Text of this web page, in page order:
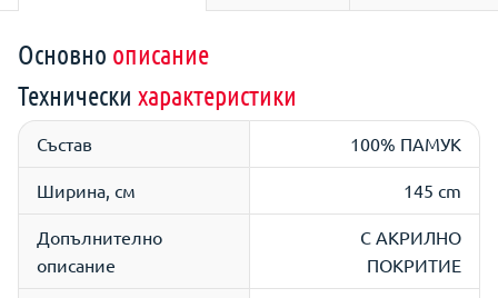
Основно описание
Технически характеристики
Състав 100% ПАМУК
Ширина, см 145 cm
Допълнително
описание
С АКРИЛНО
ПОКРИТИЕ